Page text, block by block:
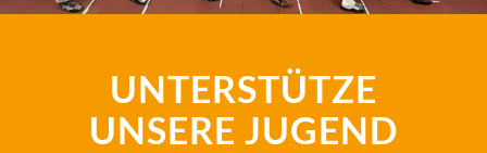
UNTERSTÜTZE
UNSERE JUGEND